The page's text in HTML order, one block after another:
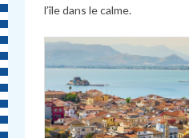
l’île dans le calme.